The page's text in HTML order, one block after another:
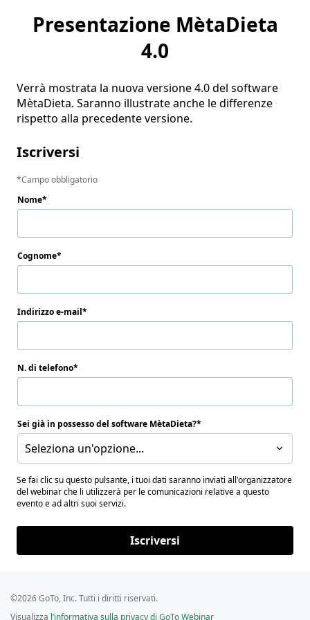
Presentazione MètaDieta
4.0
Verrà mostrata la nuova versione 4.0 del software
MètaDieta. Saranno illustrate anche le differenze
rispetto alla precedente versione.
Iscriversi
Campo obbligatorio
Nome
Cognome
Indirizzo e-mail
N. di telefono
Sei già in possesso del software MètaDieta?
Seleziona un'opzione...
Se fai clic su questo pulsante, i tuoi dati saranno inviati all'organizzatore
del webinar che li utilizzerà per le comunicazioni relative a questo
evento e ad altri suoi servizi.
Iscriversi
©2026 GoTo, Inc. Tutti i diritti riservati.
Visualizza l’informativa sulla privacy di GoTo Webinar